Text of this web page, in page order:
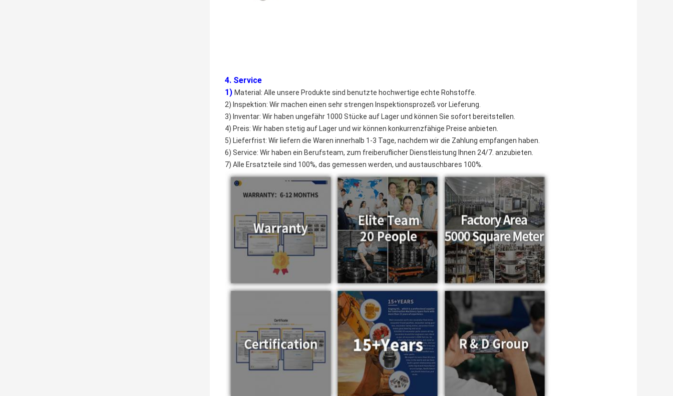
4. Service
1) Material: Alle unsere Produkte sind benutzte hochwertige echte Rohstoffe.
2) Inspektion: Wir machen einen sehr strengen Inspektionsprozeß vor Lieferung.
3) Inventar: Wir haben ungefähr 1000 Stücke auf Lager und können Sie sofort bereitstellen.
4) Preis: Wir haben stetig auf Lager und wir können konkurrenzfähige Preise anbieten.
5) Lieferfrist: Wir liefern die Waren innerhalb 1-3 Tage, nachdem wir die Zahlung empfangen haben.
6) Service: Wir haben ein Berufsteam, zum freiberuflicher Dienstleistung Ihnen 24/7. anzubieten.
7) Alle Ersatzteile sind 100%, das gemessen werden, und austauschbares 100%.